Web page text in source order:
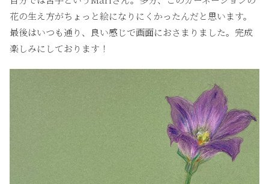
花の生え方がちょっと絵になりにくかったんだと思います。
最後はいつも通り、良い感じで画面におさまりました。完成
楽しみにしております！